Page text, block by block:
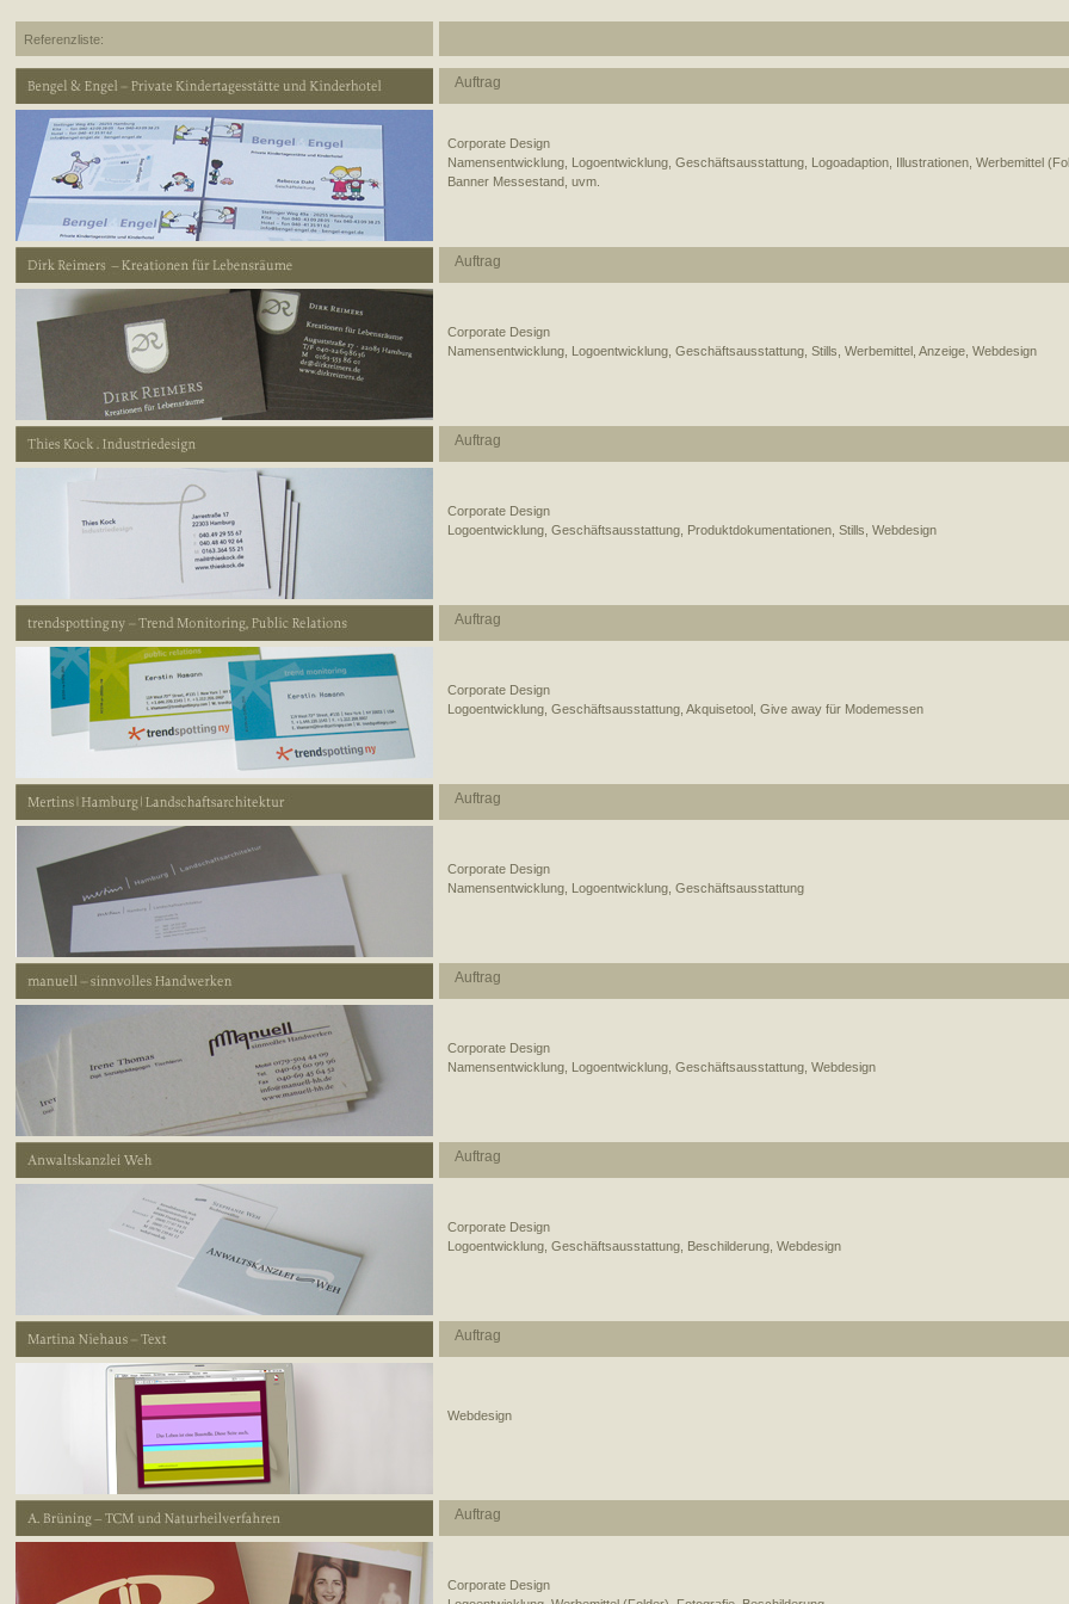
Referenzliste:
Auftrag
Corporate Design
Namensentwicklung, Logoentwicklung, Geschäftsausstattung, Logoadaption, Illustrationen, Werbemittel
Banner Messestand, uvm.
Auftrag
Corporate Design
Namensentwicklung, Logoentwicklung, Geschäftsausstattung, Stills, Werbemittel, Anzeige, Webdesign
Auftrag
Corporate Design
Logoentwicklung, Geschäftsausstattung, Produktdokumentationen, Stills, Webdesign
Auftrag
Corporate Design
Logoentwicklung, Geschäftsausstattung, Akquisetool, Give away für Modemessen
Auftrag
Corporate Design
Namensentwicklung, Logoentwicklung, Geschäftsausstattung
Auftrag
Corporate Design
Namensentwicklung, Logoentwicklung, Geschäftsausstattung, Webdesign
Auftrag
Corporate Design
Logoentwicklung, Geschäftsausstattung, Beschilderung, Webdesign
Auftrag
Webdesign
Auftrag
Corporate Design